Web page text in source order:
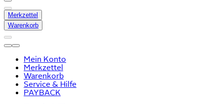
Merkzettel
Warenkorb
Mein Konto
Merkzettel
Warenkorb
Service & Hilfe
PAYBACK